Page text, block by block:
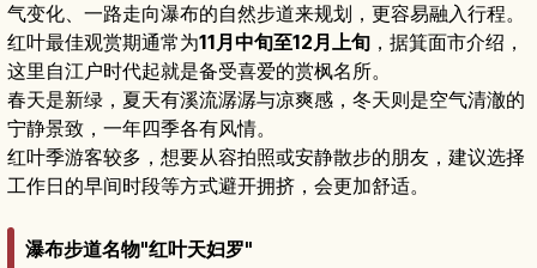
气变化、一路走向瀑布的自然步道来规划，更容易融入行程。
红叶最佳观赏期通常为11月中旬至12月上旬 ，据箕面市介绍，
这里自江户时代起就是备受喜爱的赏枫名所。
春天是新绿，夏天有溪流潺潺与凉爽感，冬天则是空气清澈的
宁静景致，一年四季各有风情。
红叶季游客较多，想要从容拍照或安静散步的朋友，建议选择
工作日的早间时段等方式避开拥挤，会更加舒适。
瀑布步道名物"红叶天妇罗"